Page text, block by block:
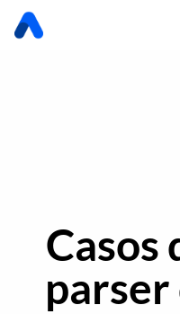
Casos
parser